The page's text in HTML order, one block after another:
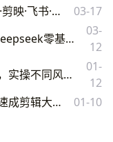
【央视力荐AI提效手册【豆包·即梦·剪映·飞书·扣子5合1实操指南】】
03-17
【AI工具深度熟悉与应用：剪映+Deepseek零基础掌握，解锁短视频创作新玩法】
03-
12
【电脑版剪映新手入门到高阶实操，实操不同风格视频的剪辑技巧，轻松产出高质量作品】
01-
12
【剪映专业版零基础到实战，小白速成剪辑大神全案教程】
01-10